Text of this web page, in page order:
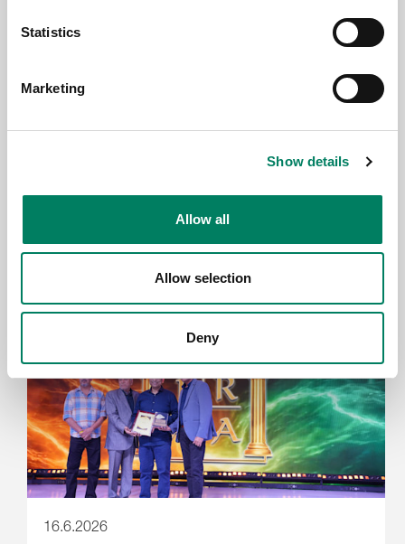
Statistics
Marketing
Show details
Allow all
Allow selection
Deny
Das neue Genelec 9402A Interface
Dante
16.6.2026